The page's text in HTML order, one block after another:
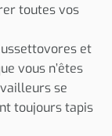
toutes vos
et
vous n’êtes
se
toujours tapis